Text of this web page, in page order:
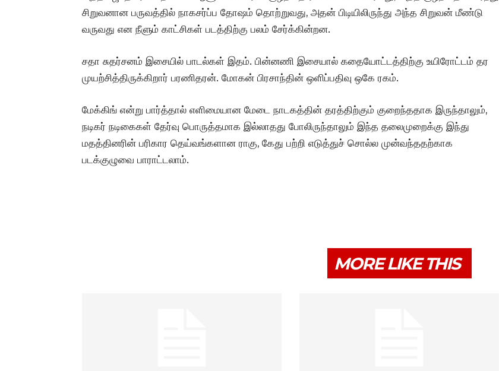
சிறுவனான பருவத்தில் நாகசர்ப்ப தோஷம் தொற்றுவது, அதன் பிடியிலிருந்து அந்த சிறுவன் மீண்டு
வருவது என நீளும் காட்சிகள் படத்திற்கு பலம் சேர்க்கின்றன.
சதா சுதர்சனம் இசையில் பாடல்கள் இதம். பின்னணி இசையால் கதையோட்டத்திற்கு உயிரோட்டம் தர
முயற்சித்திருக்கிறார் பரணிதரன். மோகன் பிரசாந்தின் ஒளிப்பதிவு ஒகே ரகம்.
மேக்கிங் என்று பார்த்தால் எளிமையான மேடை நாடகத்தின் தரத்திற்கும் குறைந்ததாக இருந்தாலும்,
நடிகர் நடிகைகள் தேர்வு பொருத்தமாக இல்லாதது போலிருந்தாலும் இந்த தலைமுறைக்கு இந்து
மதத்தினரின் பரிகார தெய்வங்களான ராகு, கேது பற்றி எடுத்துச் சொல்ல முன்வந்ததற்காக
படக்குழுவை பாராட்டலாம்.
MORE LIKE THIS